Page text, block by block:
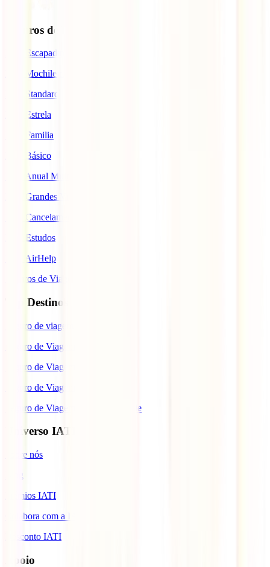
Seguros de Viagem
IATI Escapadinhas
IATI Mochileiro
IATI Standard
IATI Estrela
IATI Familia
IATI Básico
IATI Anual Multiviagem
IATI Grandes Viajantes
IATI Cancelamento Premium
IATI Estudos
IATI AirHelp
Seguros de Viagem
Top Destinos
Seguro de viagem para o Japão
Seguro de Viagem para os EUA
Seguro de Viagem para o Brasil
Seguro de Viagem para Tailândia
Seguro de Viagem para Cabo Verde
Universo IATI
Sobre nós
Blog
Prémios IATI
Colabora com a IATI
Desconto IATI
Apoio